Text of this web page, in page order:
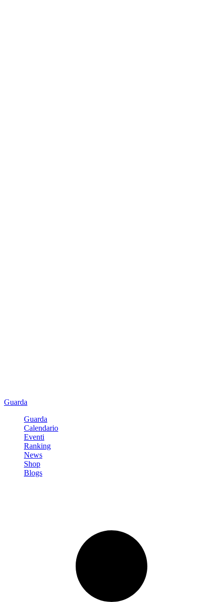
Guarda
Guarda
Calendario
Eventi
Ranking
News
Shop
Blogs